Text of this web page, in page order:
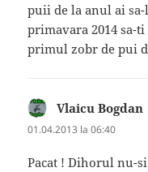
puii de la anul ai
primavara 2014 sa-
primul zobr de pui
Vlaicu Bogdan
01.04.2013 la 06:40
Pacat ! Dihorul nu-